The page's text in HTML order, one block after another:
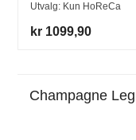
Utvalg: Kun HoReCa
kr 1099,90
Champagne